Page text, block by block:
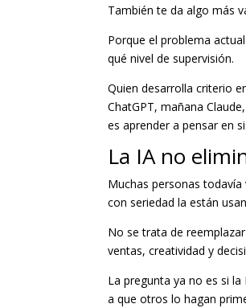
También te da algo más
Porque el problema
qué nivel de supervisión.
Quien desarrolla criterio
ChatGPT, mañana
es aprender a pensar en
La IA no
Muchas personas
con seriedad la están
No se trata de
ventas, creatividad y
La pregunta ya no es si
a que otros lo hagan